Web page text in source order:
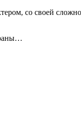
со своей